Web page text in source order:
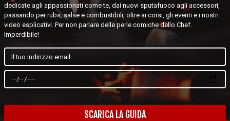
dedicate agli appassionati come te, dai nuovi sputafuoco agli accessori,
passando per rubs, salse e combustibili, oltre ai corsi, gli eventi e i nostri
video esplicativi. Per non parlare delle perle comiche dello Chef.
Imperdibile!
SCARICA LA GUIDA